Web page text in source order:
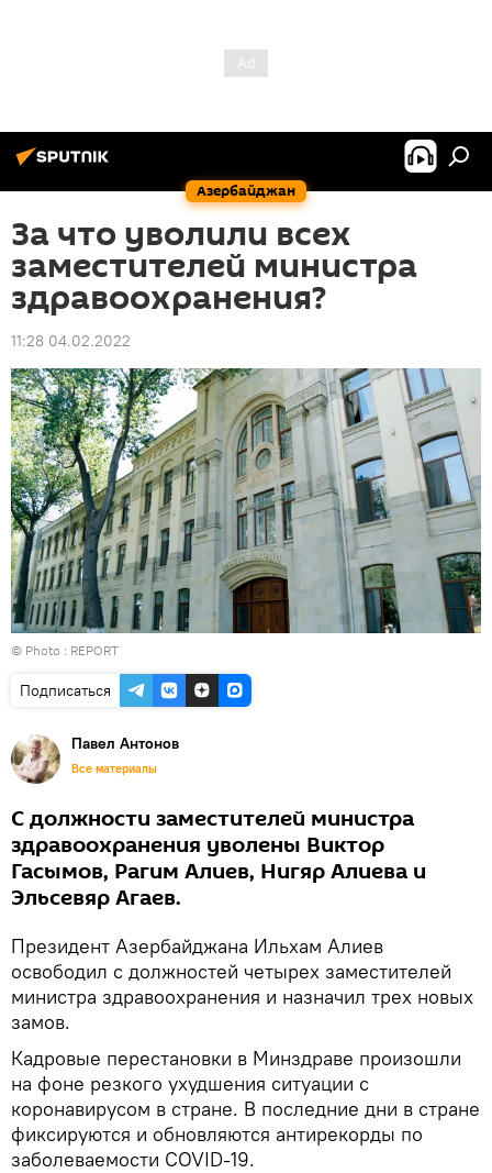
Азербайджан
За что уволили всех
заместителей министра
здравоохранения?
11:28 04.02.2022
© Photo : REPORT
Подписаться
Павел Антонов
Все материалы
С должности заместителей министра
здравоохранения уволены Виктор
Гасымов, Рагим Алиев, Нигяр Алиева и
Эльсевяр Агаев.
Президент Азербайджана Ильхам Алиев
освободил с должностей четырех заместителей
министра здравоохранения и назначил трех новых
замов.
Кадровые перестановки в Минздраве произошли
на фоне резкого ухудшения ситуации с
коронавирусом в стране. В последние дни в стране
фиксируются и обновляются антирекорды по
заболеваемости COVID-19.